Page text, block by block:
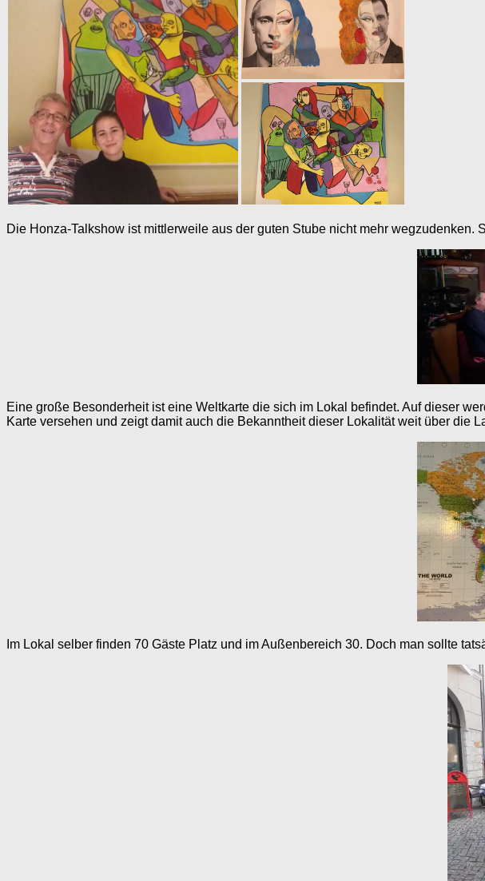
Die Honza-Talkshow ist mittlerweile aus der guten Stube nicht mehr
Eine große Besonderheit ist eine Weltkarte die sich im Lokal befindet. Auf dieser
Karte versehen und zeigt damit auch die Bekanntheit dieser Lokalität weit über die
Im Lokal selber finden 70 Gäste Platz und im Außenbereich 30. Doch man sollte